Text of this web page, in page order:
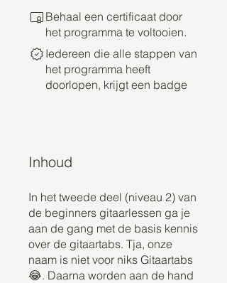
Behaal een certificaat door
het programma te voltooien.
Iedereen die alle stappen van
het programma heeft
doorlopen, krijgt een badge
Inhoud
In het tweede deel (niveau 2) van
de beginners gitaarlessen ga je
aan de gang met de basis kennis
over de gitaartabs. Tja, onze
naam is niet voor niks Gitaartabs
😂. Daarna worden aan de hand